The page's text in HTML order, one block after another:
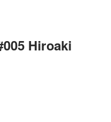
Hiroaki